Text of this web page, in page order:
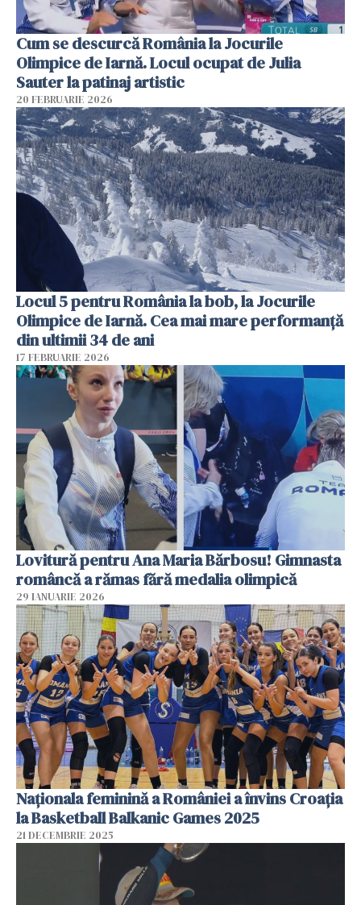
Cum se descurcă România la Jocurile
Olimpice de Iarnă. Locul ocupat de Julia
Sauter la patinaj artistic
20 FEBRUARIE 2026
Locul 5 pentru România la bob, la Jocurile
Olimpice de Iarnă. Cea mai mare performanță
din ultimii 34 de ani
17 FEBRUARIE 2026
Lovitură pentru Ana Maria Bărbosu! Gimnasta
româncă a rămas fără medalia olimpică
29 IANUARIE 2026
Naționala feminină a României a învins Croația
la Basketball Balkanic Games 2025
21 DECEMBRIE 2025